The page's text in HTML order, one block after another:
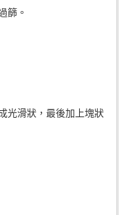
篩。
光滑狀，最後加上塊狀